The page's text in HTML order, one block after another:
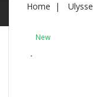
Home
New